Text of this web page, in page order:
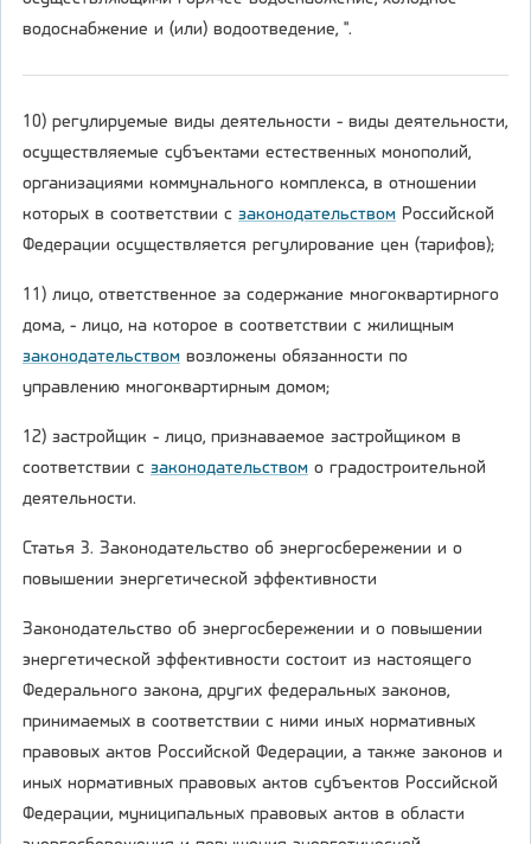
водоснабжение и (или) водоотведение, ".
10) регулируемые виды деятельности - виды деятельности,
осуществляемые субъектами естественных монополий,
организациями коммунального комплекса, в отношении
которых в соответствии с законодательством Российской
Федерации осуществляется регулирование цен (тарифов);
11) лицо, ответственное за содержание многоквартирного
дома, - лицо, на которое в соответствии с жилищным
законодательством возложены обязанности по
управлению многоквартирным домом;
12) застройщик - лицо, признаваемое застройщиком в
соответствии с законодательством о градостроительной
деятельности.
Статья 3. Законодательство об энергосбережении и о
повышении энергетической эффективности
Законодательство об энергосбережении и о повышении
энергетической эффективности состоит из настоящего
Федерального закона, других федеральных законов,
принимаемых в соответствии с ними иных нормативных
правовых актов Российской Федерации, а также законов и
иных нормативных правовых актов субъектов Российской
Федерации, муниципальных правовых актов в области